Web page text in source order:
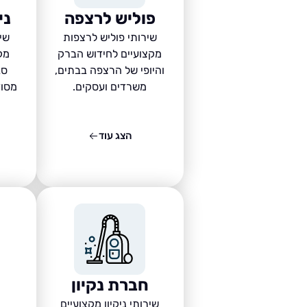
פוליש לרצפה
שירותי פוליש לרצפות
מקצועיים לחידוש הברק
והיופי של הרצפה בבתים,
משרדים ועסקים.
הצג עוד
חברת נקיון
שירותי ניקיון מקצועיים